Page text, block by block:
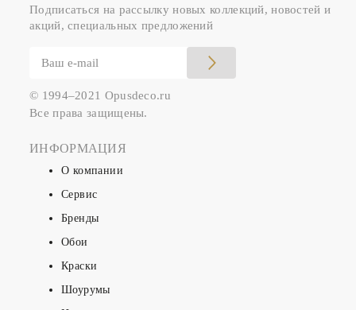
Подписаться на рассылку новых коллекций, новостей и
акций, специальных предложений
© 1994–2021 Opusdeco.ru
Все права защищены.
ИНФОРМАЦИЯ
О компании
Сервис
Бренды
Обои
Краски
Шоурумы